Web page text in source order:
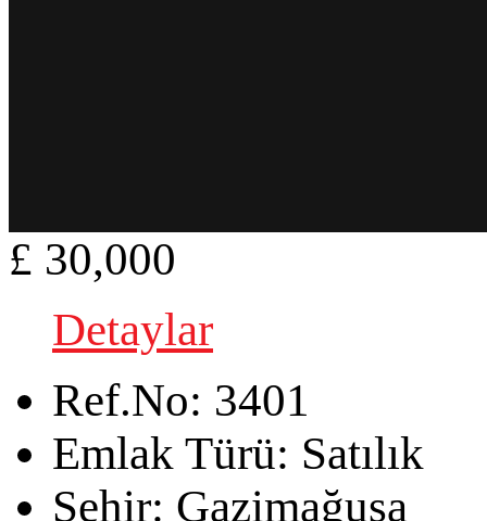
£ 30,000
Detaylar
Ref.No: 3401
Emlak Türü: Satılık
Şehir: Gazimağusa